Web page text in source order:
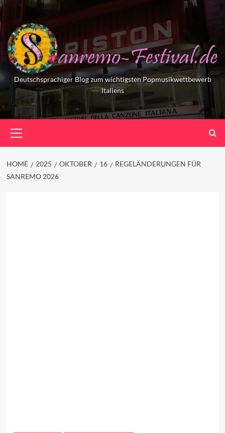
Skip
to
content
Deutschsprachiger Blog zum wichtigsten Popmusikwettbewerb
Italiens
Menu
HOME 2025 OKTOBER 16
REGELÄNDERUNGEN FÜR
SANREMO 2026